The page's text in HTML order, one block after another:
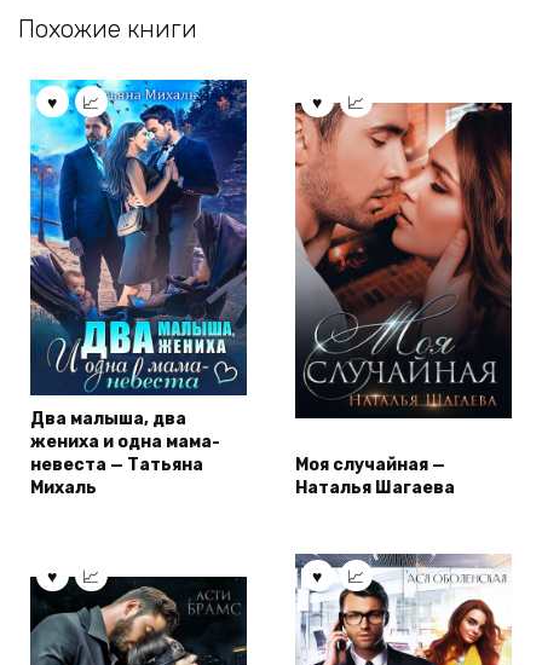
Похожие книги
Два малыша, два
жениха и одна мама-
невеста — Татьяна
Михаль
Моя случайная —
Наталья Шагаева